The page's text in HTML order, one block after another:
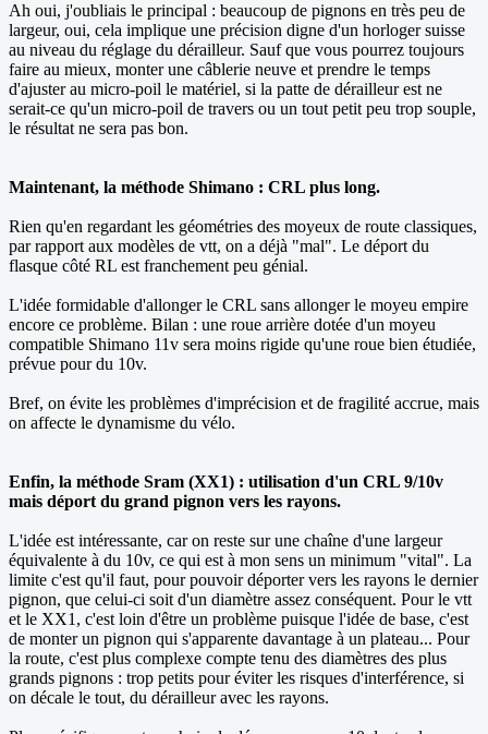
Ah oui, j'oubliais le principal : beaucoup de pignons en très peu de
largeur, oui, cela implique une précision digne d'un horloger suisse
au niveau du réglage du dérailleur. Sauf que vous pourrez toujours
faire au mieux, monter une câblerie neuve et prendre le temps
d'ajuster au micro-poil le matériel, si la patte de dérailleur est ne
serait-ce qu'un micro-poil de travers ou un tout petit peu trop souple,
le résultat ne sera pas bon.
Maintenant, la méthode Shimano : CRL plus long.
Rien qu'en regardant les géométries des moyeux de route classiques,
par rapport aux modèles de vtt, on a déjà "mal". Le déport du
flasque côté RL est franchement peu génial.
L'idée formidable d'allonger le CRL sans allonger le moyeu empire
encore ce problème. Bilan : une roue arrière dotée d'un moyeu
compatible Shimano 11v sera moins rigide qu'une roue bien étudiée,
prévue pour du 10v.
Bref, on évite les problèmes d'imprécision et de fragilité accrue, mais
on affecte le dynamisme du vélo.
Enfin, la méthode Sram (XX1) : utilisation d'un CRL 9/10v
mais déport du grand pignon vers les rayons.
L'idée est intéressante, car on reste sur une chaîne d'une largeur
équivalente à du 10v, ce qui est à mon sens un minimum "vital". La
limite c'est qu'il faut, pour pouvoir déporter vers les rayons le dernier
pignon, que celui-ci soit d'un diamètre assez conséquent. Pour le vtt
et le XX1, c'est loin d'être un problème puisque l'idée de base, c'est
de monter un pignon qui s'apparente davantage à un plateau... Pour
la route, c'est plus complexe compte tenu des diamètres des plus
grands pignons : trop petits pour éviter les risques d'interférence, si
on décale le tout, du dérailleur avec les rayons.